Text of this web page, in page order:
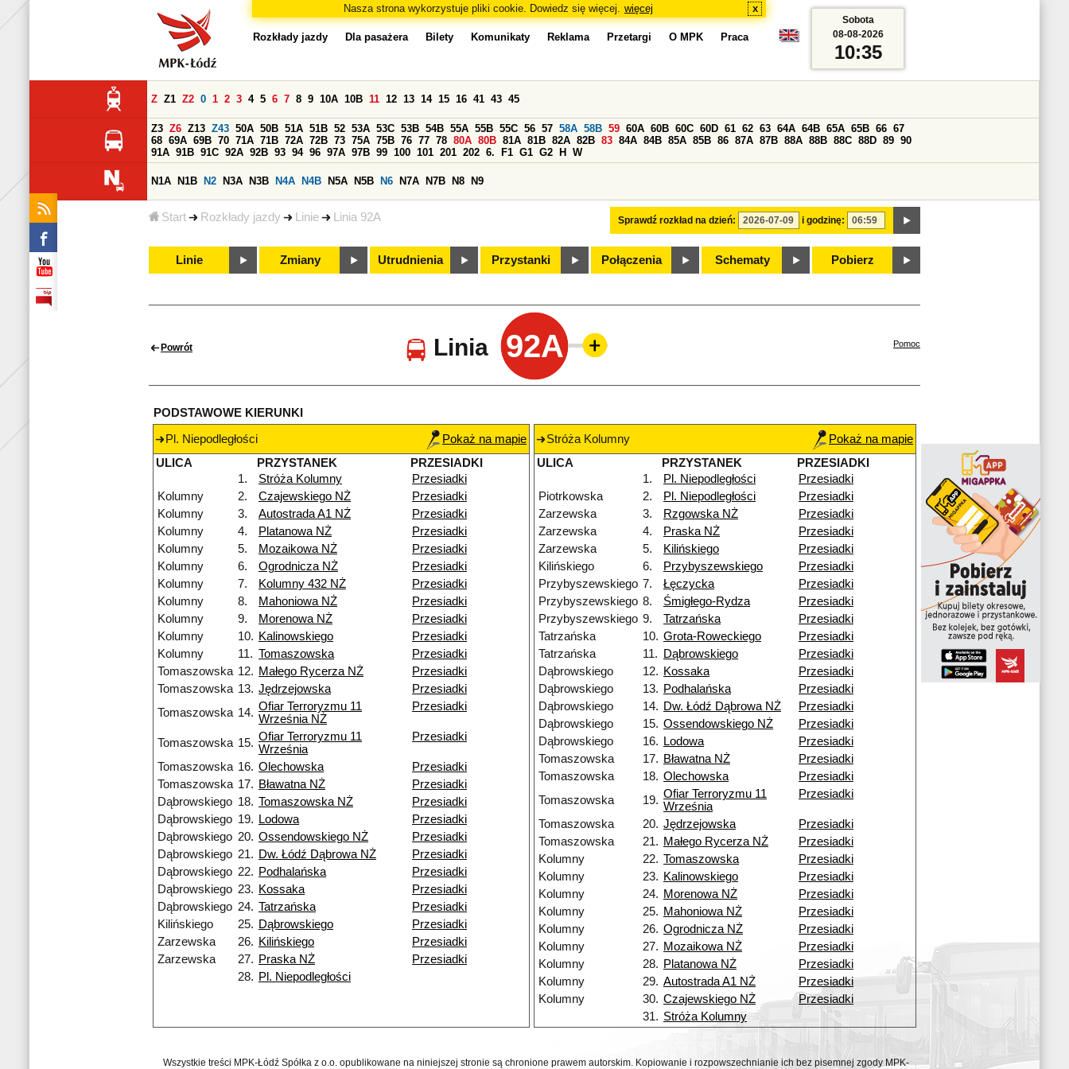
Nasza strona wykorzystuje pliki cookie. Dowiedz się więcej. więcej x
Start Rozkłady jazdy Linie Linia 92A
Rozkłady jazdy Dla pasażera Bilety Komunikaty Reklama Przetargi O MPK Praca
Sprawdź rozkład na dzień: i godzinę:
Z Z1 Z2 0 1 2 3 4 5 6 7 8 9 10A 10B 11 12 13 14 15 16 41 43 45
Z3 Z6 Z13 Z43 50A 50B 51A 51B 52 53A 53C 53B 54B 55A 55B 55C 56 57 58A 58B 59 60A 60B 60C 60D 61 62 63 64A 64B 65A 65B 66 67
68 69A 69B 70 71A 71B 72A 72B 73 75A 75B 76 77 78 80A 80B 81A 81B 82A 82B 83 84A 84B 85A 85B 86 87A 87B 88A 88B 88C 88D 89 90
91A 91B 91C 92A 92B 93 94 96 97A 97B 99 100 101 201 202 6. F1 G1 G2 H W
N1A N1B N2 N3A N3B N4A N4B N5A N5B N6 N7A N7B N8 N9
Linie Zmiany Utrudnienia Przystanki Połączenia Schematy Pobierz
Sobota
08-08-2026
10:35
Powrót Linia 92A Pomoc
PODSTAWOWE KIERUNKI
Pl. Niepodległości
Pokaż na mapie
ULICA
PRZYSTANEK
PRZESIADKI
1.
Stróża Kolumny
Przesiadki
Kolumny
2. Czajewskiego NŻ
Przesiadki
Kolumny
3. Autostrada A1 NŻ
Przesiadki
Kolumny
4. Platanowa NŻ
Przesiadki
Kolumny
5. Mozaikowa NŻ
Przesiadki
Kolumny
6. Ogrodnicza NŻ
Przesiadki
Kolumny
7. Kolumny 432 NŻ
Przesiadki
Kolumny
8. Mahoniowa NŻ
Przesiadki
Kolumny
9. Morenowa NŻ
Przesiadki
Kolumny
10. Kalinowskiego
Przesiadki
Kolumny
11. Tomaszowska
Przesiadki
Tomaszowska 12. Małego Rycerza NŻ
Przesiadki
Tomaszowska 13. Jędrzejowska
Przesiadki
Tomaszowska 14. Ofiar Terroryzmu 11
Września NŻ
Przesiadki
Tomaszowska 15. Ofiar Terroryzmu 11
Września
Przesiadki
Tomaszowska 16. Olechowska
Przesiadki
Tomaszowska 17. Bławatna NŻ
Przesiadki
Dąbrowskiego 18. Tomaszowska NŻ
Przesiadki
Dąbrowskiego 19. Lodowa
Przesiadki
Dąbrowskiego 20. Ossendowskiego NŻ
Przesiadki
Dąbrowskiego 21. Dw. Łódź Dąbrowa NŻ
Przesiadki
Dąbrowskiego 22. Podhalańska
Przesiadki
Dąbrowskiego 23. Kossaka
Przesiadki
Dąbrowskiego 24. Tatrzańska
Przesiadki
Kilińskiego
25. Dąbrowskiego
Przesiadki
Zarzewska
26. Kilińskiego
Przesiadki
Zarzewska
27. Praska NŻ
Przesiadki
28. Pl. Niepodległości
Stróża Kolumny
Pokaż na mapie
ULICA
PRZYSTANEK
PRZESIADKI
1.
Pl. Niepodległości
Przesiadki
Piotrkowska
2. Pl. Niepodległości
Przesiadki
Zarzewska
3. Rzgowska NŻ
Przesiadki
Zarzewska
4. Praska NŻ
Przesiadki
Zarzewska
5. Kilińskiego
Przesiadki
Kilińskiego
6. Przybyszewskiego
Przesiadki
Przybyszewskiego 7. Łęczycka
Przesiadki
Przybyszewskiego 8. Śmigłego-Rydza
Przesiadki
Przybyszewskiego 9. Tatrzańska
Przesiadki
Tatrzańska
10. Grota-Roweckiego
Przesiadki
Tatrzańska
11. Dąbrowskiego
Przesiadki
Dąbrowskiego
12. Kossaka
Przesiadki
Dąbrowskiego
13. Podhalańska
Przesiadki
Dąbrowskiego
14. Dw. Łódź Dąbrowa NŻ
Przesiadki
Dąbrowskiego
15. Ossendowskiego NŻ
Przesiadki
Dąbrowskiego
16. Lodowa
Przesiadki
Tomaszowska
17. Bławatna NŻ
Przesiadki
Tomaszowska
18. Olechowska
Przesiadki
Tomaszowska
19. Ofiar Terroryzmu 11
Września
Przesiadki
Tomaszowska 20. Jędrzejowska
Przesiadki
Tomaszowska
21. Małego Rycerza NŻ
Przesiadki
Kolumny
22. Tomaszowska
Przesiadki
Kolumny
23. Kalinowskiego
Przesiadki
Kolumny
24. Morenowa NŻ
Przesiadki
Kolumny
25. Mahoniowa NŻ
Przesiadki
Kolumny
26. Ogrodnicza NŻ
Przesiadki
Kolumny
27. Mozaikowa NŻ
Przesiadki
Kolumny
28. Platanowa NŻ
Przesiadki
Kolumny
29. Autostrada A1 NŻ
Przesiadki
Kolumny
30. Czajewskiego NŻ
Przesiadki
31. Stróża Kolumny
Wszystkie treści MPK-Łódź Spółka z o.o. opublikowane na niniejszej stronie są chronione prawem autorskim. Kopiowanie i rozpowszechnianie ich bez pisemnej zgody MPK-